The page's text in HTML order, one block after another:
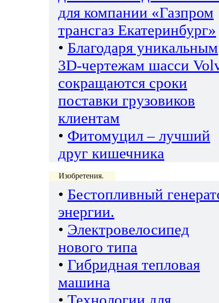
для компании «Газпром
трансгаз Екатеринбург»
• Благодаря уникальным
3D-чертежам шасси
сокращаются сроки
поставки грузовиков
клиентам
• Фитомуцил – лучший
друг кишечника
Изобретения.
• Бестопливный
энергии.
• Электровелосипед
нового типа
• Гибридная тепловая
машина